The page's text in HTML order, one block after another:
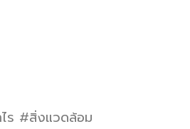
ร #สิ่งแวดล้อม